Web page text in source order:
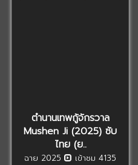
ตำนานเทพกู้จักรวาล
Mushen Ji (2025) ซับ
ไทย (ย..
ฉาย 2025
เข้าชม 4135